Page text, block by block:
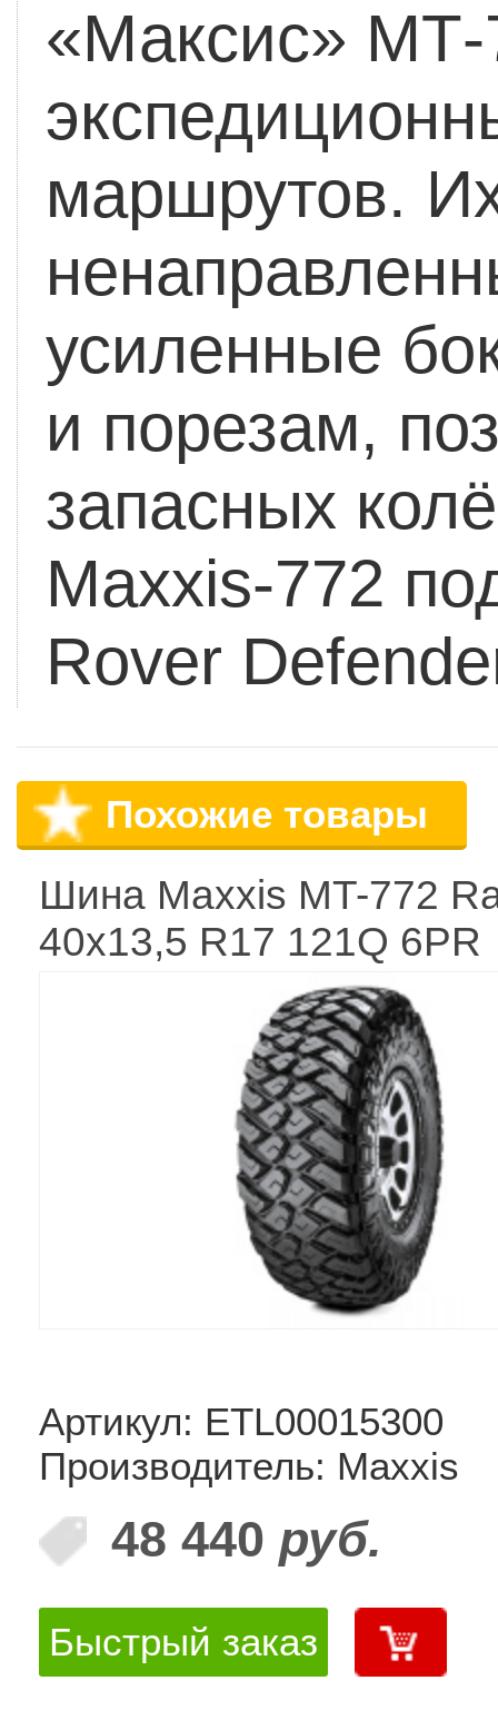
«Максис» МТ-
маршрутов.
усиленные
и порезам,
запасных
Maxxis-772
Rover
Похожие товары
Шина Maxxis MT-772
40x13,5 R17 121Q 6PR
Артикул: ETL00015300
Производитель: Maxxis
48 440 руб.
Быстрый заказ